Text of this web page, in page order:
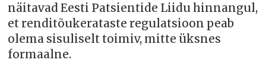
näitavad Eesti Patsientide Liidu hinnangul,
et renditõukerataste regulatsioon peab
olema sisuliselt toimiv, mitte üksnes
formaalne.